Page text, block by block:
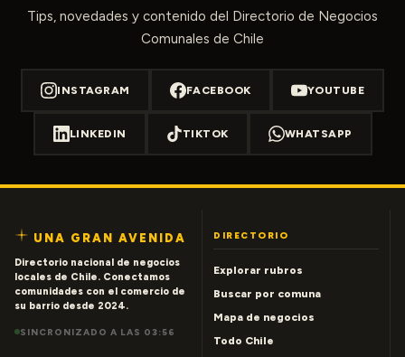
Tips, novedades y contenido del Directorio de Negocios
Comunales de Chile
INSTAGRAM FACEBOOK YOUTUBE
LINKEDIN TIKTOK WHATSAPP
UNA GRAN AVENIDA
Directorio nacional de negocios
locales de Chile. Conectamos
comunidades con el comercio de
su barrio desde 2024.
SINCRONIZADO A LAS 03:56
DIRECTORIO
Explorar rubros
Buscar por comuna
Mapa de negocios
Todo Chile